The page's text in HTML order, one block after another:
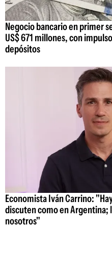
Negocio bancario en primer
US$ 671 millones, con
depósitos
Economista Iván Carrino:
discuten como en Argentina;
nosotros"